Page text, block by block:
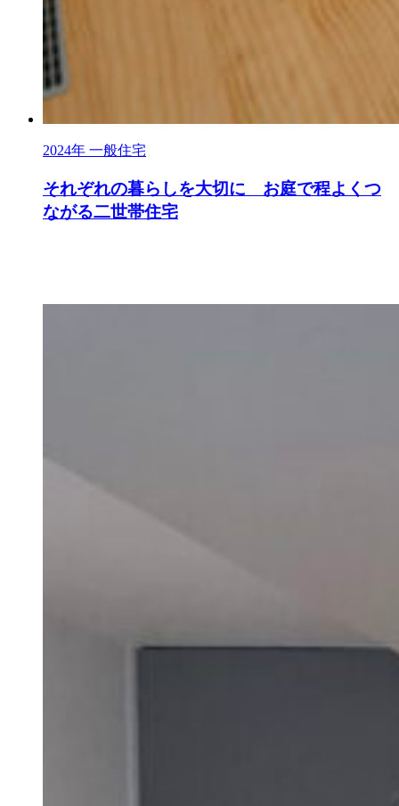
2024年 一般住宅
それぞれの暮らしを大切に お庭で程よくつ
ながる二世帯住宅